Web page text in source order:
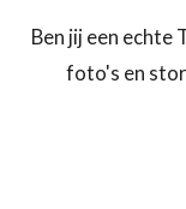
Ben jij een echte
foto's en